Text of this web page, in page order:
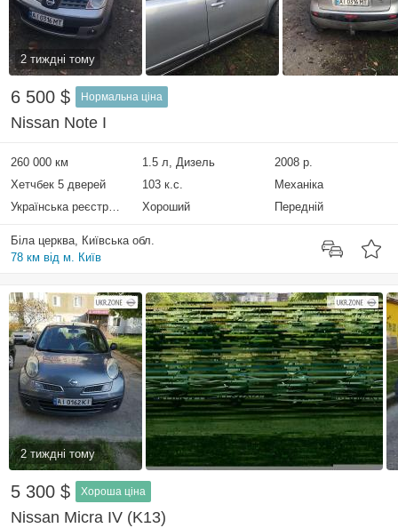
2 тиждні тому
6 500 $ Нормальна ціна
Nissan Note I
260 000 км 1.5 л, Дизель
2008 р.
Хетчбек 5 дверей
103 к.с.
Механіка
Українська реєстрація
Хороший Передній
Біла церква, Київська обл.
78 км від м. Київ
2 тиждні тому
5 300 $ Хороша ціна
Nissan Micra IV (K13)